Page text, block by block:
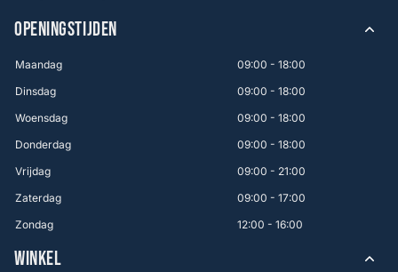
OPENINGSTIJDEN
Maandag
09:00 - 18:00
Dinsdag
09:00 - 18:00
Woensdag
09:00 - 18:00
Donderdag
09:00 - 18:00
Vrijdag
09:00 - 21:00
Zaterdag
09:00 - 17:00
Zondag
12:00 - 16:00
WINKEL